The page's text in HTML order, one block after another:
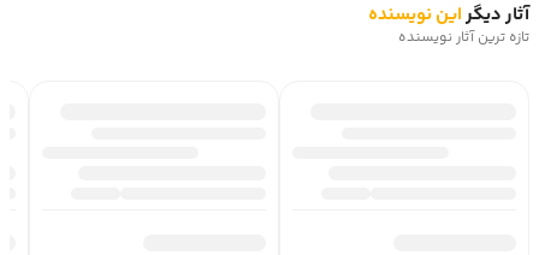
آثار دیگراین نویسنده
تازه ترین آثار نویسنده